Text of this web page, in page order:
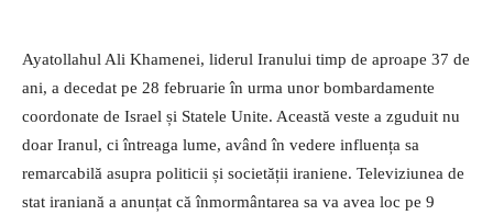
Ayatollahul Ali Khamenei, liderul Iranului timp de aproape 37 de
ani, a decedat pe 28 februarie în urma unor bombardamente
coordonate de Israel și Statele Unite. Această veste a zguduit nu
doar Iranul, ci întreaga lume, având în vedere influența sa
remarcabilă asupra politicii și societății iraniene. Televiziunea de
stat iraniană a anunțat că înmormântarea sa va avea loc pe 9